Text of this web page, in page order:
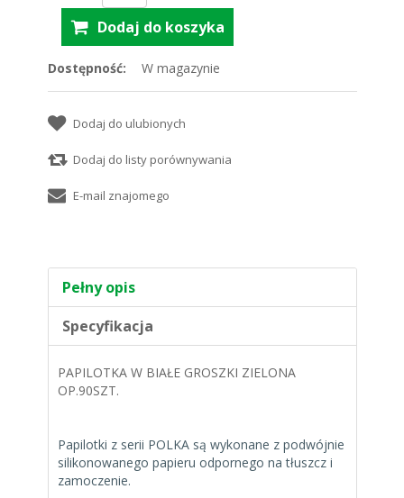
Dostępność: W magazynie
Pełny opis
Specyfikacja
PAPILOTKA W BIAŁE GROSZKI ZIELONA
OP.90SZT.
Papilotki z serii POLKA są wykonane z podwójnie
silikonowanego papieru odpornego na tłuszcz i
zamoczenie.